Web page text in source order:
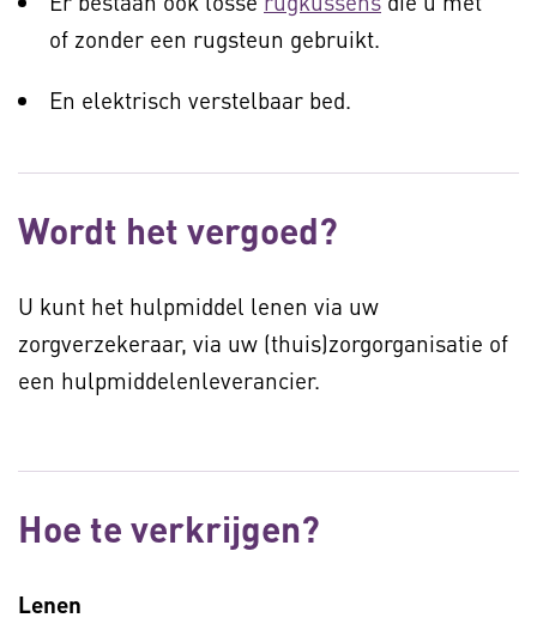
of zonder een rugsteun gebruikt.
En elektrisch verstelbaar bed.
Wordt het vergoed?
U kunt het hulpmiddel lenen via uw
zorgverzekeraar, via uw (thuis)zorgorganisatie of
een hulpmiddelenleverancier.
Hoe te verkrijgen?
Lenen